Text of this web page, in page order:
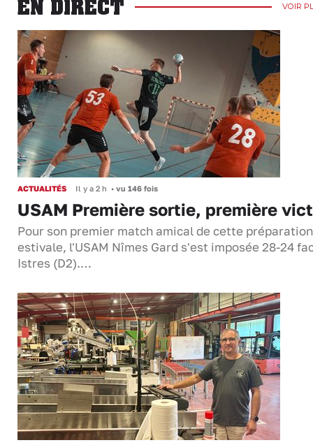
EN DIRECT VOIR
ACTUALITÉS Il y a 2 h • vu 146 fois
USAM Première sortie, première
Pour son premier match amical de cette préparation
estivale, l'USAM Nîmes Gard s'est imposée 28-24
Istres (D2).…